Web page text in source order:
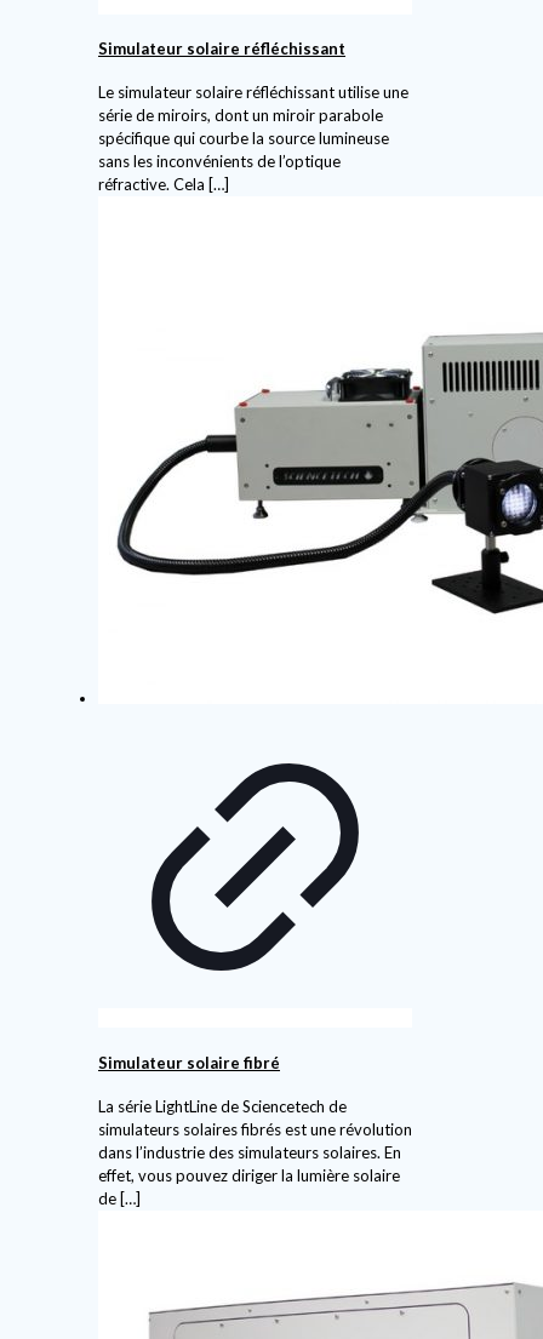
Simulateur solaire réfléchissant
Le simulateur solaire réfléchissant utilise une
série de miroirs, dont un miroir parabole
spécifique qui courbe la source lumineuse
sans les inconvénients de l’optique
réfractive. Cela […]
Simulateur solaire fibré
La série LightLine de Sciencetech de
simulateurs solaires fibrés est une révolution
dans l’industrie des simulateurs solaires. En
effet, vous pouvez diriger la lumière solaire
de […]